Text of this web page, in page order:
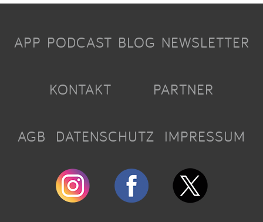
APP PODCAST BLOG NEWSLETTER
KONTAKT PARTNER
AGB DATENSCHUTZ IMPRESSUM